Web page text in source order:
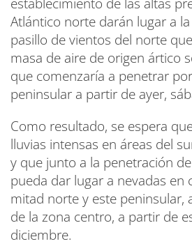
Atlántico norte darán lugar a
pasillo de vientos del norte
masa de aire de origen ártico
que comenzaría a penetrar
peninsular a partir de ayer,
Como resultado, se espera
lluvias intensas en áreas del
y que junto a la penetración
pueda dar lugar a nevadas en
mitad norte y este peninsular,
de la zona centro, a partir de
diciembre.